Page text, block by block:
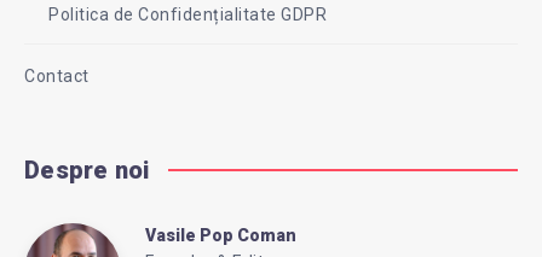
Politica de Confidențialitate GDPR
Contact
Despre noi
Vasile Pop Coman